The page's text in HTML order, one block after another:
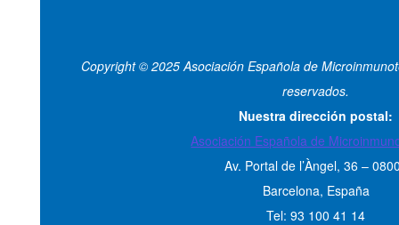
Copyright © 2025 Asociación Española de
reservados.
Nuestra dirección postal:
Asociación Española de
Av. Portal de l’Àngel, 36 –
Barcelona, España
Tel: 93 100 41 14